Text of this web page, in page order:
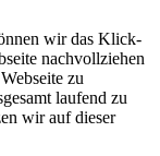
wir das Klick-
nachvollziehen
zu
laufend zu
wir auf dieser